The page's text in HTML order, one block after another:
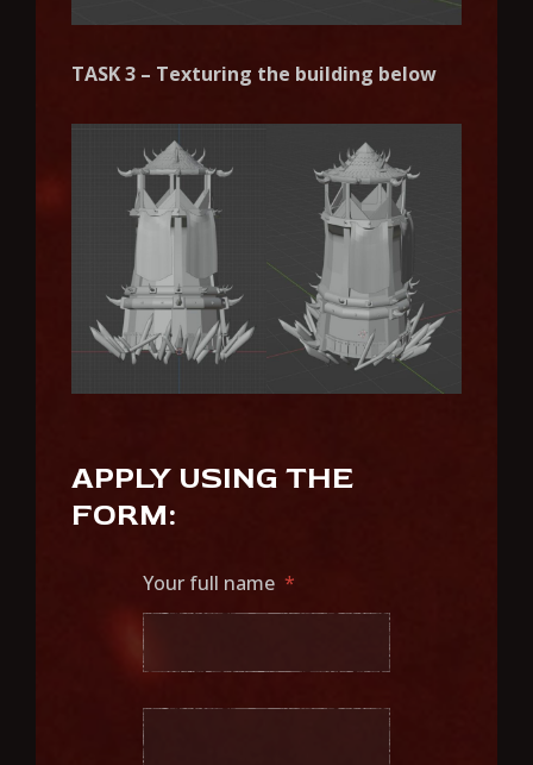
TASK 3 – Texturing the building below
APPLY USING THE
FORM:
Your full name *